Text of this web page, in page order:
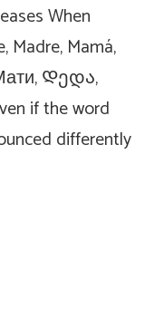
When
Madre, Mamá,
Დედა,
differently